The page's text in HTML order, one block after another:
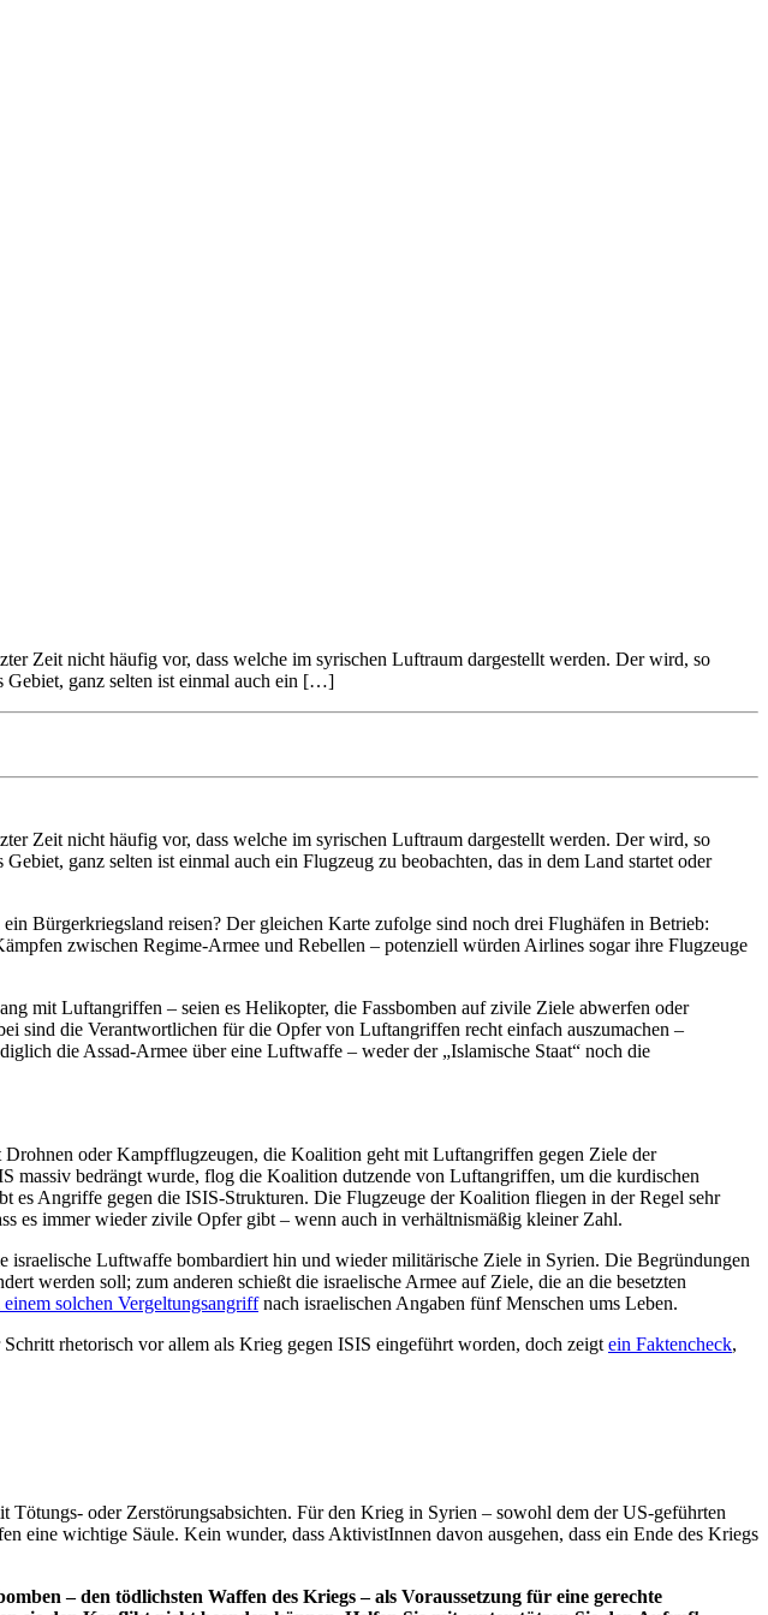
Zeit nicht häufig vor, dass welche im syrischen Luftraum dargestellt werden. Der wird, so
Gebiet, ganz selten ist einmal auch ein […]
Zeit nicht häufig vor, dass welche im syrischen Luftraum dargestellt werden. Der wird, so
ganz selten ist einmal auch ein Flugzeug zu beobachten, das in dem Land startet oder
Bürgerkriegsland reisen? Der gleichen Karte zufolge sind noch drei Flughäfen in Betrieb:
zwischen Regime-Armee und Rebellen – potenziell würden Airlines sogar ihre Flugzeuge
mit Luftangriffen – seien es Helikopter, die Fassbomben auf zivile Ziele abwerfen oder
sind die Verantwortlichen für die Opfer von Luftangriffen recht einfach auszumachen –
die Assad-Armee über eine Luftwaffe – weder der „Islamische Staat“ noch die
oder Kampfflugzeugen, die Koalition geht mit Luftangriffen gegen Ziele der
massiv bedrängt wurde, flog die Koalition dutzende von Luftangriffen, um die kurdischen
es Angriffe gegen die ISIS-Strukturen. Die Flugzeuge der Koalition fliegen in der Regel sehr
es immer wieder zivile Opfer gibt – wenn auch in verhältnismäßig kleiner Zahl.
Luftwaffe bombardiert hin und wieder militärische Ziele in Syrien. Die Begründungen
werden soll; zum anderen schießt die israelische Armee auf Ziele, die an die besetzten
einem solchen Vergeltungsangriffnach israelischen Angaben fünf Menschen ums Leben.
rhetorisch vor allem als Krieg gegen ISIS eingeführt worden, doch zeigt ein Faktencheck,
oder Zerstörungsabsichten. Für den Krieg in Syrien – sowohl dem der US-geführten
wichtige Säule. Kein wunder, dass AktivistInnen davon ausgehen, dass ein Ende des Kriegs
– den tödlichsten Waffen des Kriegs – als Voraussetzung für eine gerechte